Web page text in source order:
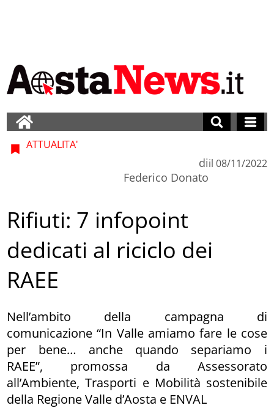
ATTUALITA'
di
Federico Donato
il 08/11/2022
Rifiuti: 7 infopoint
dedicati al riciclo dei
RAEE
Nell’ambito della campagna di
comunicazione “In Valle amiamo fare le cose
per bene… anche quando separiamo i
RAEE”, promossa da Assessorato
all’Ambiente, Trasporti e Mobilità sostenibile
della Regione Valle d’Aosta e ENVAL